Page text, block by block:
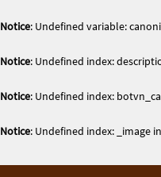
Notice: Undefined variable:
Notice: Undefined index:
Notice: Undefined index:
Notice: Undefined index: _image in